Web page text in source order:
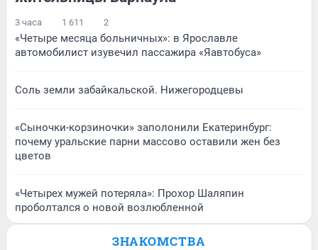
3 часа 1 611 2
«Четыре месяца больничных»: в Ярославле
автомобилист изувечил пассажира «Яавтобуса»
Соль земли забайкальской. Нижегородцевы
«Сыночки-корзиночки» заполонили Екатеринбург:
почему уральские парни массово оставили жен без
цветов
«Четырех мужей потеряла»: Прохор Шаляпин
проболтался о новой возлюбленной
ЗНАКОМСТВА